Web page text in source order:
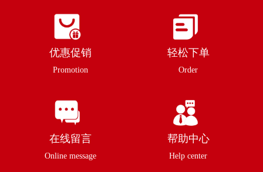
优惠促销
Promotion
轻松下单
Order
在线留言
Online message
帮助中心
Help center